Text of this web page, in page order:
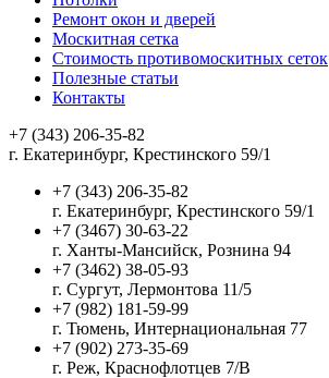
Ремонт окон и дверей
Москитная сетка
Стоимость противомоскитных сеток
Полезные статьи
Контакты
+7 (343) 206-35-82
г. Екатеринбург, Крестинского 59/1
+7 (343) 206-35-82
г. Екатеринбург, Крестинского 59/1
+7 (3467) 30-63-22
г. Ханты-Мансийск, Рознина 94
+7 (3462) 38-05-93
г. Сургут, Лермонтова 11/5
+7 (982) 181-59-99
г. Тюмень, Интернациональная 77
+7 (902) 273-35-69
г. Реж, Краснофлотцев 7/В